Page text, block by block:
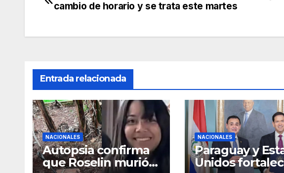
entradas
cambio de horario y se trata este martes
Entrada relacionada
NACIONALES
Autopsia confirma
que Roselin murió
NACIONALES
Paraguay y
Unidos